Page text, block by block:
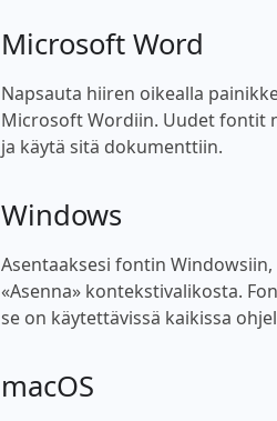
Microsoft Word
Napsauta hiiren oikealla
Microsoft Wordiin. Uudet fontit
ja käytä sitä dokumenttiin.
Windows
Asentaaksesi fontin
«Asenna» kontekstivalikosta.
se on käytettävissä kaikissa
macOS